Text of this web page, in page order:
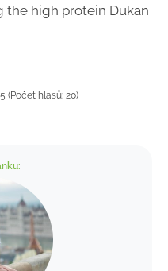
the high protein Dukan
(Počet hlasů: 20)